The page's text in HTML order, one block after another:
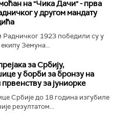
на "Чика Дачи" - прва
у другом мандату
1923 победили су у
екипу Земуна...
за Србију,
у борби за бронзу на
за јуниорке
Србије до 18 година изгубиле
резултатом...